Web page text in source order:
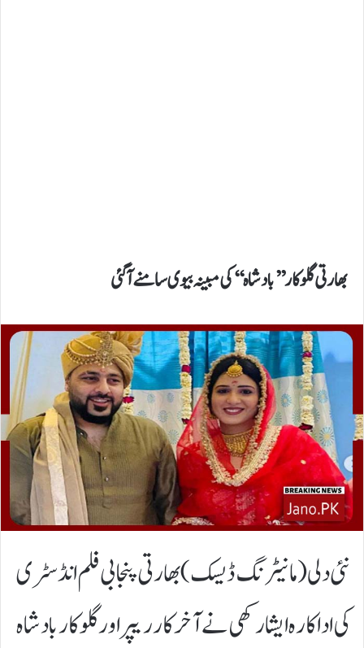
بھارتی گلوکار ’’بادشاہ‘‘ کی مبینہ بیوی سامنے آگئی
نئی دلی (مانیٹرنگ ڈیسک)بھارتی پنجابی فلم انڈسٹری
کی اداکارہ ایشا رکھی نے آخرکار ریپر اور گلوکار بادشاہ